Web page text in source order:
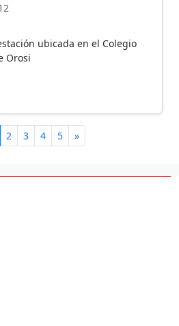
ubicada en el Colegio
Orosi
2 3 4 5 »